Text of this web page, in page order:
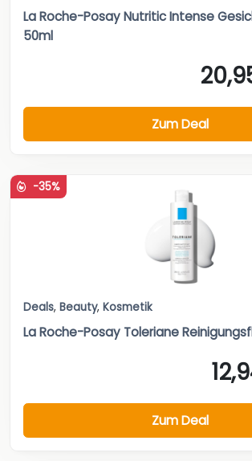
La Roche-Posay Nutritic Intense
50ml
Zum Deal
-35%
Deals, Beauty, Kosmetik
La Roche-Posay Toleriane
Zum Deal